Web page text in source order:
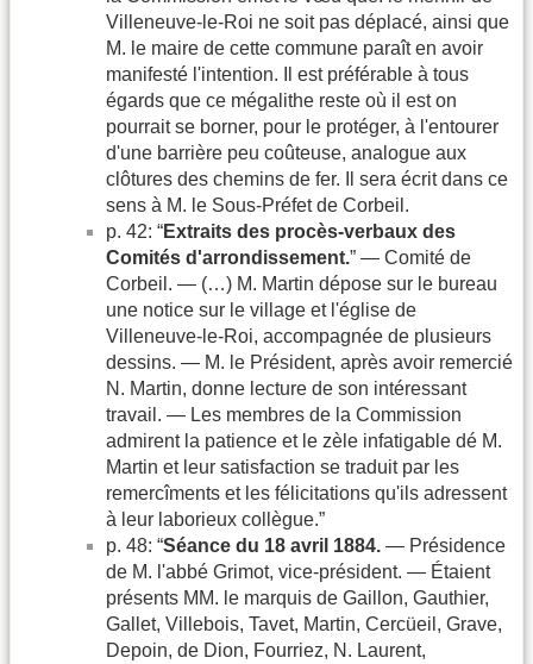
Villeneuve-le-Roi ne soit pas déplacé, ainsi que
M. le maire de cette commune paraît en avoir
manifesté l'intention. Il est préférable à tous
égards que ce mégalithe reste où il est on
pourrait se borner, pour le protéger, à l'entourer
d'une barrière peu coûteuse, analogue aux
clôtures des chemins de fer. Il sera écrit dans ce
sens à M. le Sous-Préfet de Corbeil.
p. 42: “Extraits des procès-verbaux des
Comités d'arrondissement.” — Comité de
Corbeil. — (…) M. Martin dépose sur le bureau
une notice sur le village et l'église de
Villeneuve-le-Roi, accompagnée de plusieurs
dessins. — M. le Président, après avoir remercié
N. Martin, donne lecture de son intéressant
travail. — Les membres de la Commission
admirent la patience et le zèle infatigable dé M.
Martin et leur satisfaction se traduit par les
remercîments et les félicitations qu'ils adressent
à leur laborieux collègue.”
p. 48: “Séance du 18 avril 1884. — Présidence
de M. l'abbé Grimot, vice-président. — Étaient
présents MM. le marquis de Gaillon, Gauthier,
Gallet, Villebois, Tavet, Martin, Cercüeil, Grave,
Depoin, de Dion, Fourriez, N. Laurent,